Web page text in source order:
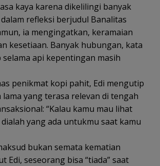
kaya karena dikelilingi banyak
refleksi berjudul Banalitas
ia mengingatkan, keramaian
kesetiaan. Banyak hubungan, kata
selama api kepentingan masih
penikmat kopi pahit, Edi mengutip
yang terasa relevan di tengah
“Kalau kamu mau lihat
yang ada untukmu saat kamu
bukan semata kematian
Edi, seseorang bisa “tiada” saat